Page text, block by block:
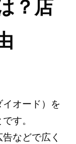
？店
オード）を
す。
などで広く